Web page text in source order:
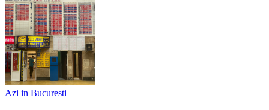
Azi in Bucuresti